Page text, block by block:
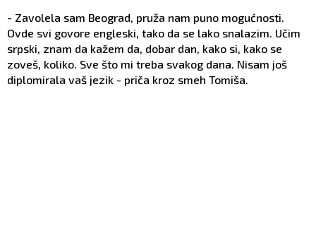
- Zavolela sam Beograd, pruža nam puno mogućnosti.
Ovde svi govore engleski, tako da se lako snalazim. Učim
srpski, znam da kažem da, dobar dan, kako si, kako se
zoveš, koliko. Sve što mi treba svakog dana. Nisam još
diplomirala vaš jezik - priča kroz smeh Tomiša.